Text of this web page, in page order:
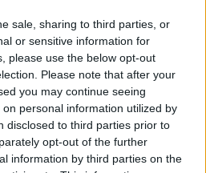
sale, sharing to third parties, or
or sensitive information for
please use the below opt-out
Please note that after your
you may continue seeing
personal information utilized by
disclosed to third parties prior to
opt-out of the further
information by third parties on the
την Κωνσταντοπούλου
ο οποίος δεν μπορεί
καθώς το ακροατήριο
ψηφοφόρους του Καμμένου